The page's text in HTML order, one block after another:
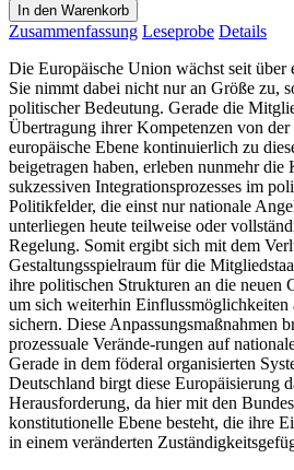
In den Warenkorb
Zusammenfassung Leseprobe Details
Die Europäische Union wächst seit über
Sie nimmt dabei nicht nur an Größe zu,
politischer Bedeutung. Gerade die
Übertragung ihrer Kompetenzen von
europäische Ebene kontinuierlich zu
beigetragen haben, erleben nunmehr die
sukzessiven Integrationsprozesses im
Politikfelder, die einst nur nationale
unterliegen heute teilweise oder
Regelung. Somit ergibt sich mit dem
Gestaltungsspielraum für die
ihre politischen Strukturen an die neuen
um sich weiterhin
sichern. Diese Anpassungsmaßnahmen
prozessuale Verände-rungen auf
Gerade in dem föderal organisierten
Deutschland birgt diese Europäisierung
Herausforderung, da hier mit den
konstitutionelle Ebene besteht, die ihre
in einem veränderten